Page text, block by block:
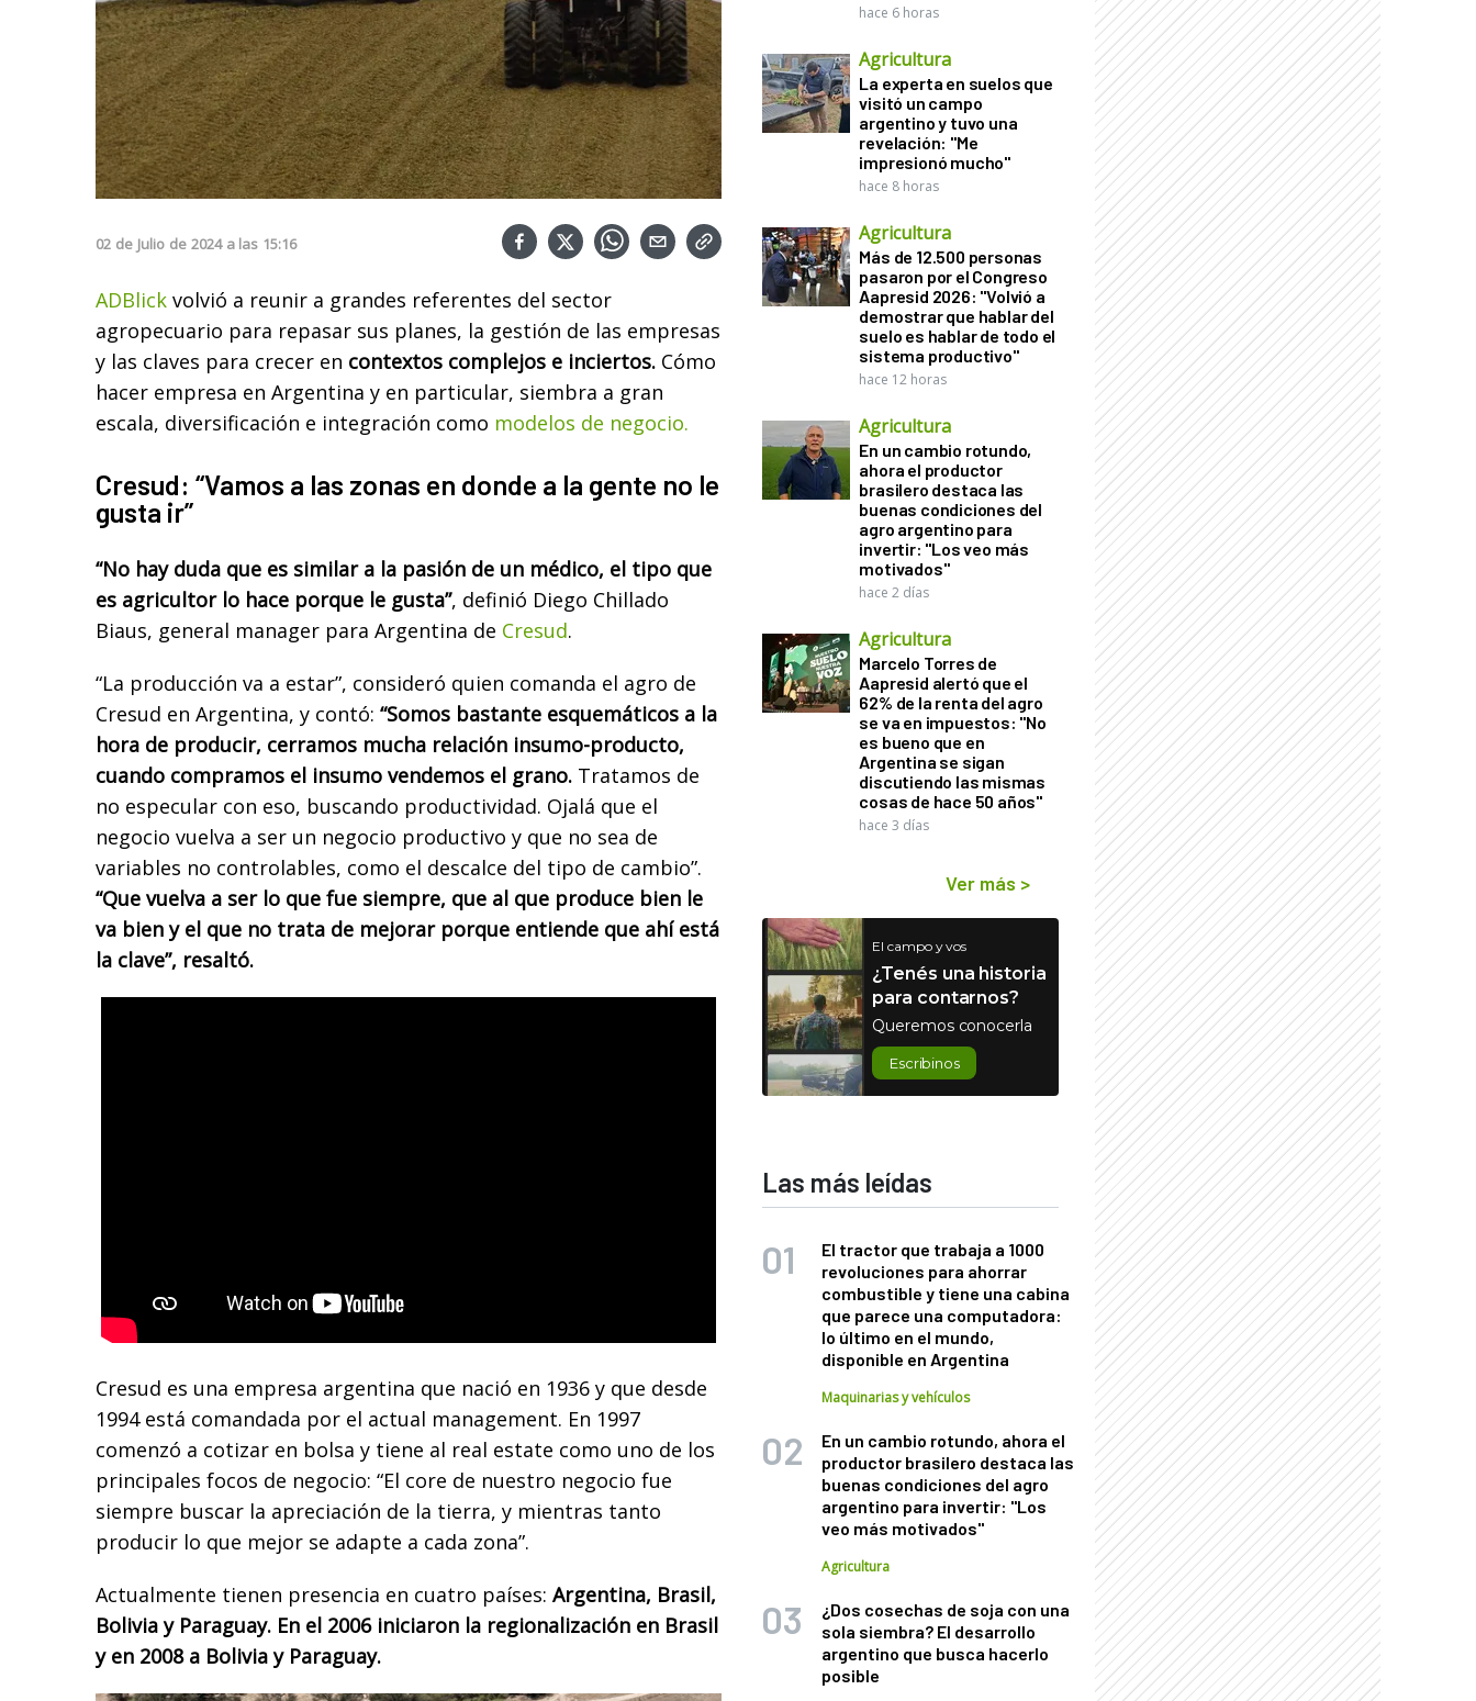
02 de Julio de 2024 a las 15:16
ADBlick volvió a reunir a grandes referentes del sector
agropecuario para repasar sus planes, la gestión de las empresas
y las claves para crecer en contextos complejos e inciertos. Cómo
hacer empresa en Argentina y en particular, siembra a gran
escala, diversificación e integración como modelos de negocio.
Cresud: “Vamos a las zonas en donde a la gente no le
gusta ir”
“No hay duda que es similar a la pasión de un médico, el tipo que
es agricultor lo hace porque le gusta”, definió Diego Chillado
Biaus, general manager para Argentina de Cresud.
“La producción va a estar”, consideró quien comanda el agro de
Cresud en Argentina, y contó: “Somos bastante esquemáticos a la
hora de producir, cerramos mucha relación insumo-producto,
cuando compramos el insumo vendemos el grano. Tratamos de
no especular con eso, buscando productividad. Ojalá que el
negocio vuelva a ser un negocio productivo y que no sea de
variables no controlables, como el descalce del tipo de cambio”.
“Que vuelva a ser lo que fue siempre, que al que produce bien le
va bien y el que no trata de mejorar porque entiende que ahí está
la clave”, resaltó.
Cresud es una empresa argentina que nació en 1936 y que desde
1994 está comandada por el actual management. En 1997
comenzó a cotizar en bolsa y tiene al real estate como uno de los
principales focos de negocio: “El core de nuestro negocio fue
siempre buscar la apreciación de la tierra, y mientras tanto
producir lo que mejor se adapte a cada zona”.
Actualmente tienen presencia en cuatro países: Argentina, Brasil,
Bolivia y Paraguay. En el 2006 iniciaron la regionalización en Brasil
y en 2008 a Bolivia y Paraguay.
hace 6 horas
Agricultura
La experta en suelos que
visitó un campo
argentino y tuvo una
revelación: "Me
impresionó mucho"
hace 8 horas
Agricultura
Más de 12.500 personas
pasaron por el Congreso
Aapresid 2026: "Volvió a
demostrar que hablar del
suelo es hablar de todo el
sistema productivo"
hace 12 horas
Agricultura
En un cambio rotundo,
ahora el productor
brasilero destaca las
buenas condiciones del
agro argentino para
invertir: "Los veo más
motivados"
hace 2 días
Agricultura
Marcelo Torres de
Aapresid alertó que el
62% de la renta del agro
se va en impuestos: "No
es bueno que en
Argentina se sigan
discutiendo las mismas
cosas de hace 50 años"
hace 3 días
Ver más >
El campo y vos
¿Tenés una historia
para contarnos?
Queremos conocerla
Escribinos
Las más leídas
El tractor que trabaja a 1000
revoluciones para ahorrar
combustible y tiene una cabina
que parece una computadora:
lo último en el mundo,
disponible en Argentina
Maquinarias y vehículos
En un cambio rotundo, ahora el
productor brasilero destaca las
buenas condiciones del agro
argentino para invertir: "Los
veo más motivados"
Agricultura
¿Dos cosechas de soja con una
sola siembra? El desarrollo
argentino que busca hacerlo
posible